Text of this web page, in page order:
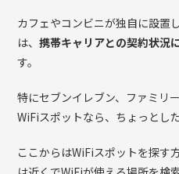
カフェやコンビニが独自に設置
は、携帯キャリアとの契約状況
す。
特にセブンイレブン、ファミリ
WiFiスポットなら、ちょっとし
ここからはWiFiスポットを探す